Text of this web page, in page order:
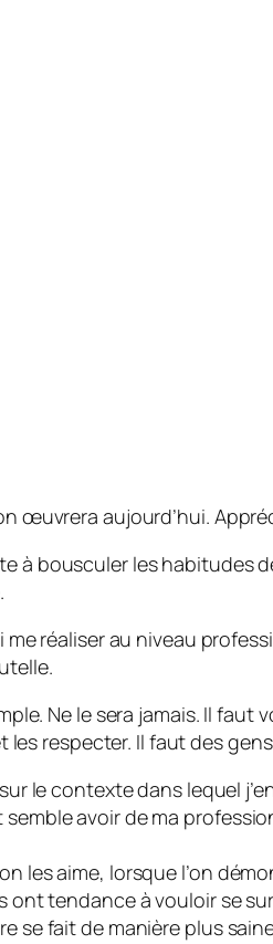
œuvrera aujourd’hui.
bousculer les habitudes
réaliser au niveau
Ne le sera jamais. Il
respecter. Il faut des
le contexte dans lequel
avoir de ma
les aime, lorsque l’on
ont tendance à vouloir se
se fait de manière plus